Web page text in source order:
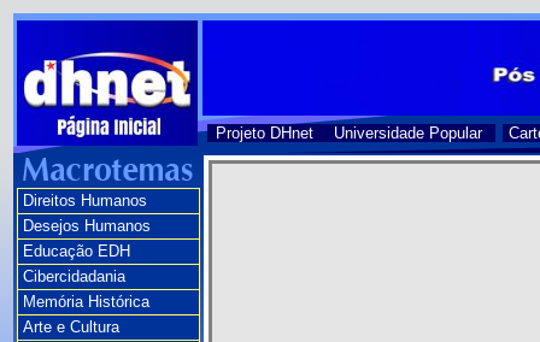
Projeto DHnet Universidade Popular
Direitos Humanos
Desejos Humanos
Educação EDH
Cibercidadania
Memória Histórica
Arte e Cultura